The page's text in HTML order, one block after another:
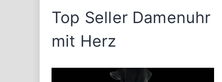
Top Seller Damenuhr
mit Herz